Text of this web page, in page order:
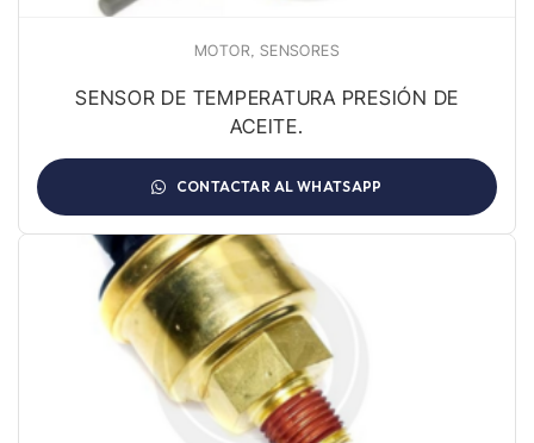
MOTOR, SENSORES
SENSOR DE TEMPERATURA PRESIÓN DE
ACEITE.
CONTACTAR AL WHATSAPP